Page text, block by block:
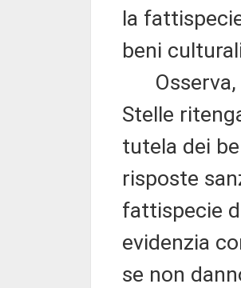
la
beni
Osserva,
Stelle
tutela dei
risposte
fattispecie
evidenzia
se non